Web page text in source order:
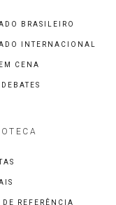
BRASILEIRO
INTERNACIONAL
CENA
DE REFERÊNCIA